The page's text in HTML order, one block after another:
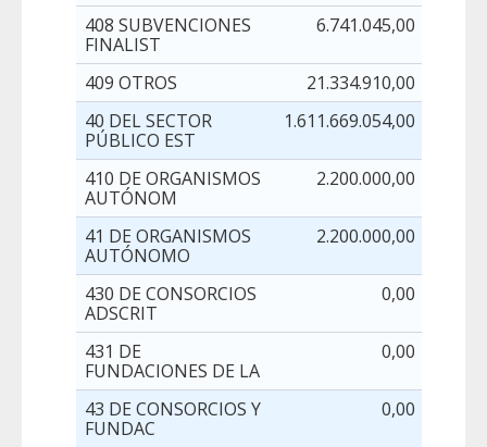
408 SUBVENCIONES
FINALIST
6.741.045,00
409 OTROS
21.334.910,00
40 DEL SECTOR
PÚBLICO EST
1.611.669.054,00
410 DE ORGANISMOS
AUTÓNOM
2.200.000,00
41 DE ORGANISMOS
AUTÓNOMO
2.200.000,00
430 DE CONSORCIOS
ADSCRIT
0,00
431 DE
FUNDACIONES DE LA
0,00
43 DE CONSORCIOS Y
FUNDAC
0,00